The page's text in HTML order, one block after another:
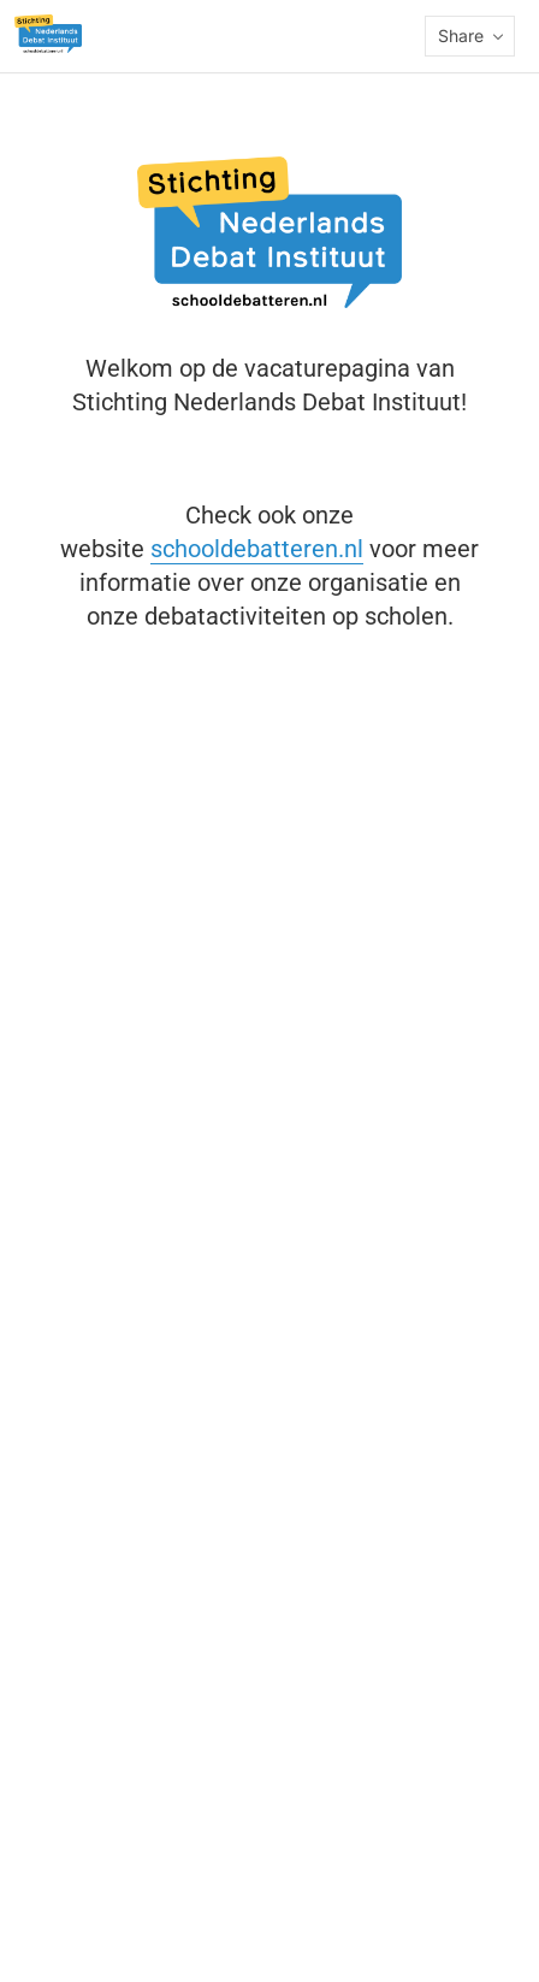
Share
Welkom op de vacaturepagina van
Stichting Nederlands Debat Instituut!
Check ook onze
website schooldebatteren.nl voor meer
informatie over onze organisatie en
onze debatactiviteiten op scholen.